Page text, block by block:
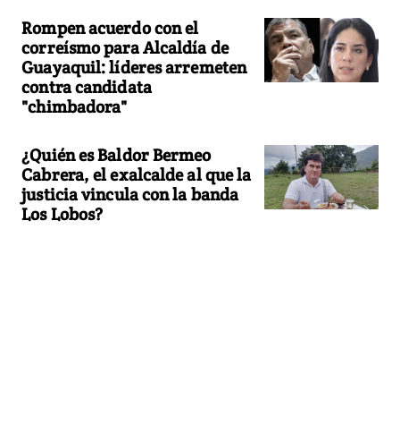
Rompen acuerdo con el
correísmo para Alcaldía de
Guayaquil: líderes arremeten
contra candidata
"chimbadora"
¿Quién es Baldor Bermeo
Cabrera, el exalcalde al que la
justicia vincula con la banda
Los Lobos?